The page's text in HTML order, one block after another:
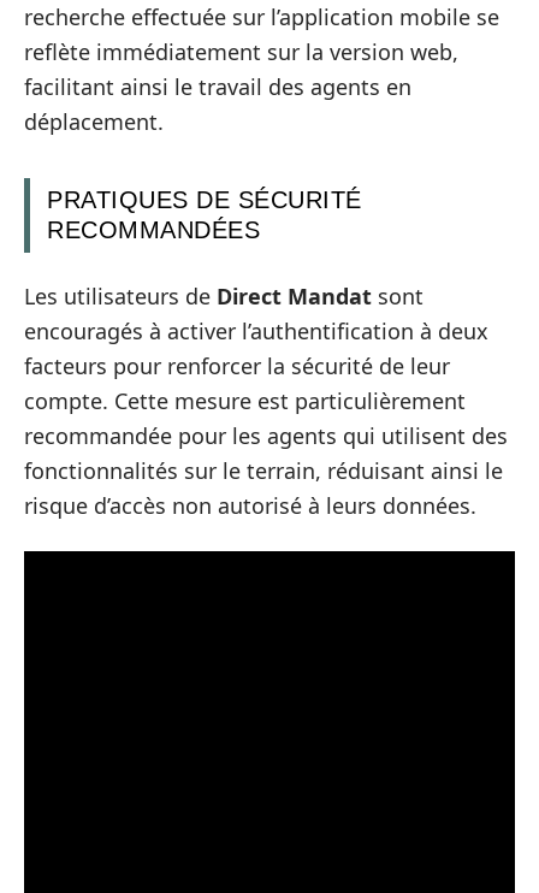
recherche effectuée sur l’application mobile se
reflète immédiatement sur la version web,
facilitant ainsi le travail des agents en
déplacement.
PRATIQUES DE SÉCURITÉ
RECOMMANDÉES
Les utilisateurs de Direct Mandat sont
encouragés à activer l’authentification à deux
facteurs pour renforcer la sécurité de leur
compte. Cette mesure est particulièrement
recommandée pour les agents qui utilisent des
fonctionnalités sur le terrain, réduisant ainsi le
risque d’accès non autorisé à leurs données.